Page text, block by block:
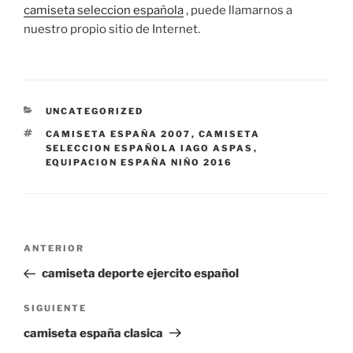
camiseta seleccion española, puede llamarnos a
nuestro propio sitio de Internet.
CATEGORÍAS
UNCATEGORIZED
ETIQUETAS
CAMISETA ESPAÑA 2007 , CAMISETA
SELECCION ESPAÑOLA IAGO ASPAS ,
EQUIPACION ESPAÑA NIÑO 2016
Navegación
entradas
Entrada
anterior:
ANTERIOR
camiseta deporte ejercito español
Siguiente
entrada
SIGUIENTE
camiseta españa clasica